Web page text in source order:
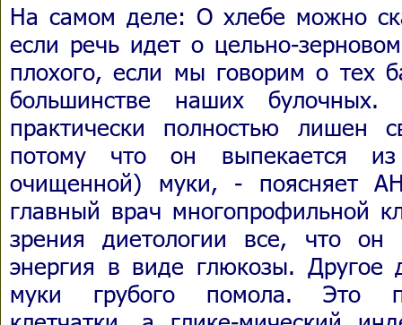
На самом деле: О хлебе можно
если речь идет о цельно-
плохого, если мы говорим о тех
большинстве наших
практически полностью лишен
потому что он выпекается
очищенной) муки, - поясняет
главный врач многопрофильной
зрения диетологии все, что
энергия в виде глюкозы. Другое
муки грубого помола. Это